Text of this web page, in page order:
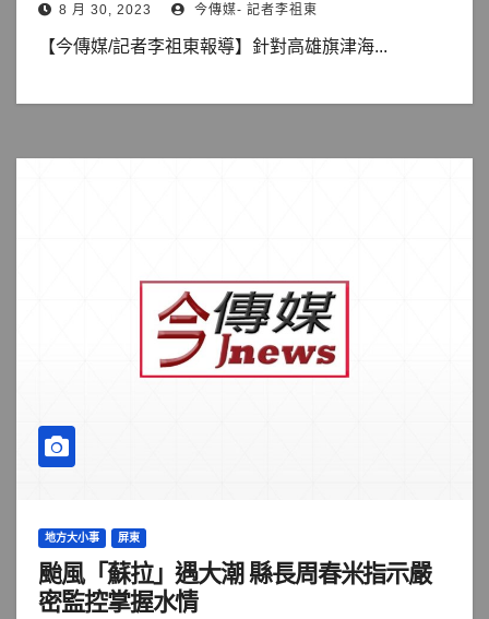
8 月 30, 2023 今傳媒- 記者李祖東
【今傳媒/記者李祖東報導】針對高雄旗津海...
地方大小事 屏東
颱風「蘇拉」遇大潮 縣長周春米指示嚴
密監控掌握水情